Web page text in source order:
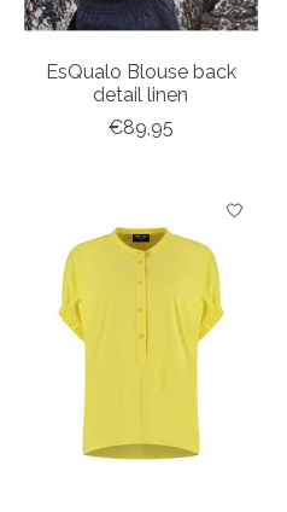
EsQualo Blouse back
detail linen
€89,95